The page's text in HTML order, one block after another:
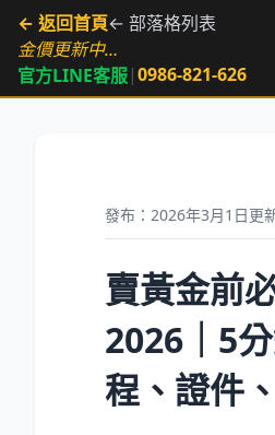
← 返回首頁← 部落格列表
金價更新中…
官方LINE客服|0986-821-626
發布：2026年3月1日更
賣黃金前
2026｜5
程、證件